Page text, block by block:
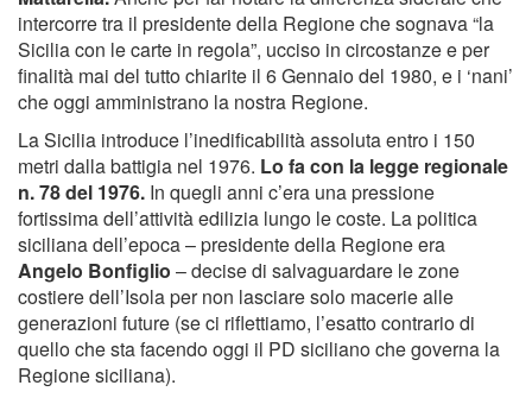
intercorre tra il presidente della Regione che sognava “la
Sicilia con le carte in regola”, ucciso in circostanze e per
finalità mai del tutto chiarite il 6 Gennaio del 1980, e i ‘nani’
che oggi amministrano la nostra Regione.
La Sicilia introduce l’inedificabilità assoluta entro i 150
metri dalla battigia nel 1976. Lo fa con la legge regionale
n. 78 del 1976. In quegli anni c’era una pressione
fortissima dell’attività edilizia lungo le coste. La politica
siciliana dell’epoca – presidente della Regione era
Angelo Bonfiglio – decise di salvaguardare le zone
costiere dell’Isola per non lasciare solo macerie alle
generazioni future (se ci riflettiamo, l’esatto contrario di
quello che sta facendo oggi il PD siciliano che governa la
Regione siciliana).